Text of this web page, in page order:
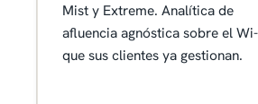
Mist y Extreme. Analítica de
afluencia agnóstica sobre el
que sus clientes ya gestionan.